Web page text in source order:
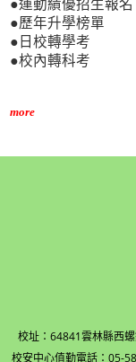
●運動績優招生報名
●歷年升學榜單
●日校轉學考
●校內轉科考
more
校址：64841雲林縣
校安中心值勤電話：